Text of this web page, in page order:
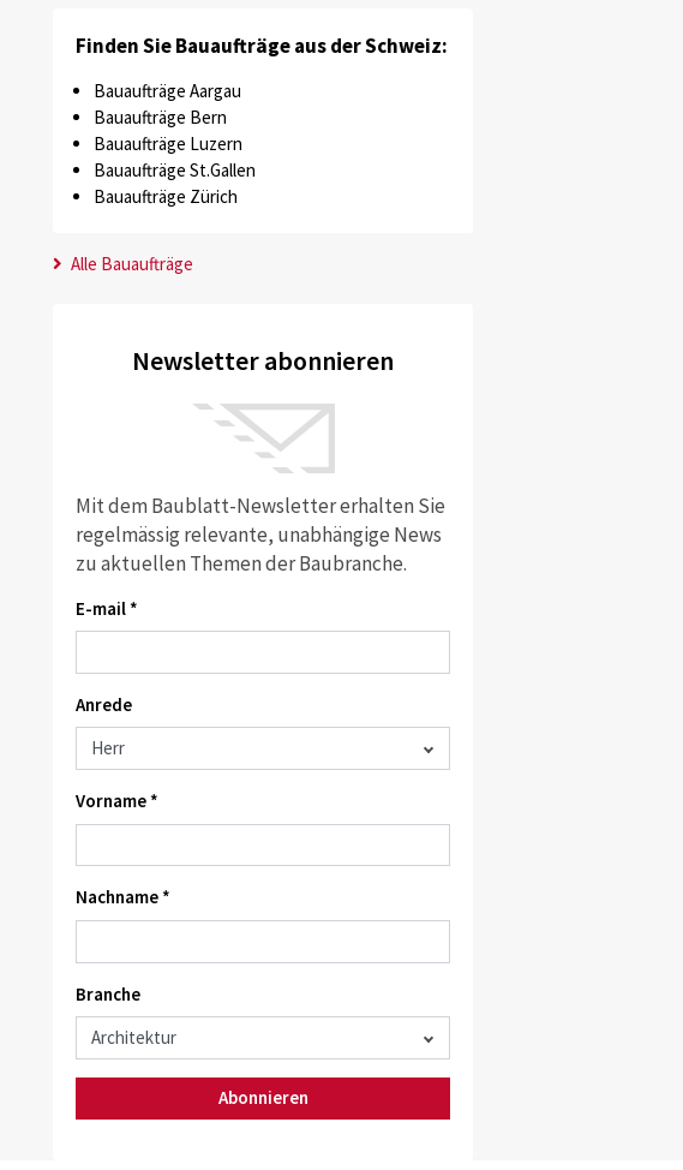
Finden Sie Bauaufträge aus der Schweiz:
Bauaufträge Aargau
Bauaufträge Bern
Bauaufträge Luzern
Bauaufträge St.Gallen
Bauaufträge Zürich
Alle Bauaufträge
Newsletter abonnieren
Mit dem Baublatt-Newsletter erhalten Sie
regelmässig relevante, unabhängige News
zu aktuellen Themen der Baubranche.
E-mail *
Anrede
Vorname *
Nachname *
Branche
Abonnieren